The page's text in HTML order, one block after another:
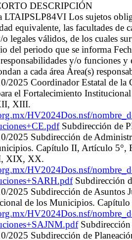
DESCRIPCIÓN
LTAIPSLP84VI Los sujetos
equivalente, las facultades de
legales válidos, de los cuales
del periodo que se informa
y/o funciones
a cada área Área(s)
2025 Coordinador Estatal de
el Fortalecimiento
XIII.
HV2024Dos.nsf/
Subdirección de
2025 Subdirección de
Capítulo II, Artículo
XIX, XX.
HV2024Dos.nsf/
Subdirección
2025 Subdirección de Asuntos
de los Municipios.
HV2024Dos.nsf/
Subdirección
2025 Subdirección de